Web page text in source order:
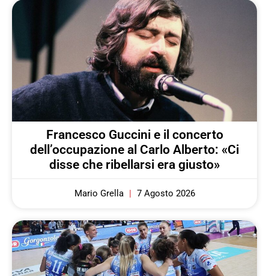
Francesco Guccini e il concerto
dell’occupazione al Carlo Alberto: «Ci
disse che ribellarsi era giusto»
Mario Grella 7 Agosto 2026